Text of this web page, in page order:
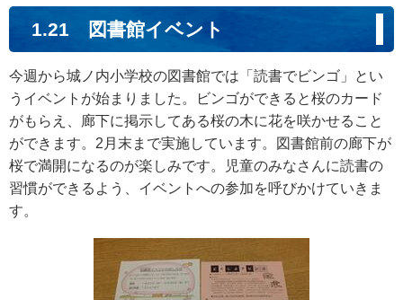
1.21 図書館イベント
今週から城ノ内小学校の図書館では「読書でビンゴ」とい
うイベントが始まりました。ビンゴができると桜のカード
がもらえ、廊下に掲示してある桜の木に花を咲かせること
ができます。2月末まで実施しています。図書館前の廊下が
桜で満開になるのが楽しみです。児童のみなさんに読書の
習慣ができるよう、イベントへの参加を呼びかけていきま
す。